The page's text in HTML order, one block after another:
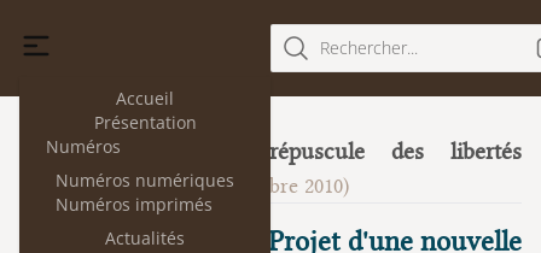
Accueil
Présentation
Numéros
Numéros numériques
Numéros imprimés
Actualités
Rechercher...
5
Mutation ou crépuscule des libertés
publiques? (décembre 2010)
Maurice Deslandres, Projet d'une nouvelle